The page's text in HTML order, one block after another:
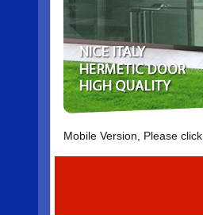
Mobile Version, Please click